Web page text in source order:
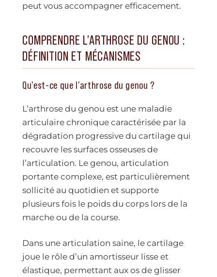
peut vous accompagner efficacement.
COMPRENDRE L’ARTHROSE DU GENOU :
DÉFINITION ET MÉCANISMES
Qu’est-ce que l’arthrose du genou ?
L’arthrose du genou est une maladie
articulaire chronique caractérisée par la
dégradation progressive du cartilage qui
recouvre les surfaces osseuses de
l’articulation. Le genou, articulation
portante complexe, est particulièrement
sollicité au quotidien et supporte
plusieurs fois le poids du corps lors de la
marche ou de la course.
Dans une articulation saine, le cartilage
joue le rôle d’un amortisseur lisse et
élastique, permettant aux os de glisser